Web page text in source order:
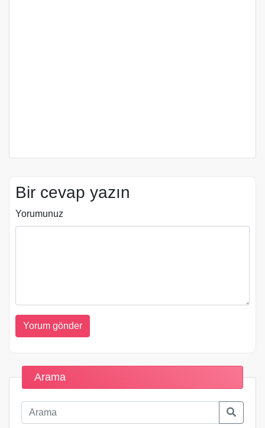
Bir cevap yazın
Yorumunuz
Arama